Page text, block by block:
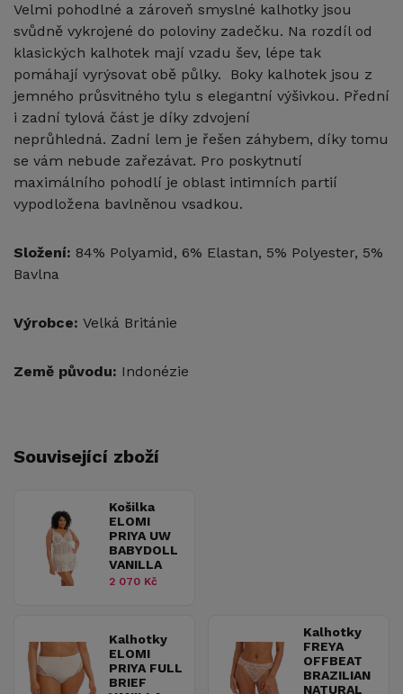
Velmi pohodlné a zároveň smyslné kalhotky jsou
svůdně vykrojené do poloviny zadečku. Na rozdíl od
klasických kalhotek mají vzadu šev, lépe tak
pomáhají vyrýsovat obě půlky. Boky kalhotek jsou z
jemného průsvitného tylu s elegantní výšivkou. Přední
i zadní tylová část je díky zdvojení
neprůhledná. Zadní lem je řešen záhybem, díky tomu
se vám nebude zařezávat. Pro poskytnutí
maximálního pohodlí je oblast intimních partií
vypodložena bavlněnou vsadkou.
Složení: 84% Polyamid, 6% Elastan, 5% Polyester, 5%
Bavlna
Výrobce: Velká Británie
Země původu: Indonézie
Související zboží
Košilka
ELOMI
PRIYA UW
BABYDOLL
VANILLA
2 070 Kč
Kalhotky
ELOMI
PRIYA FULL
BRIEF
Kalhotky
FREYA
OFFBEAT
BRAZILIAN
NATURAL